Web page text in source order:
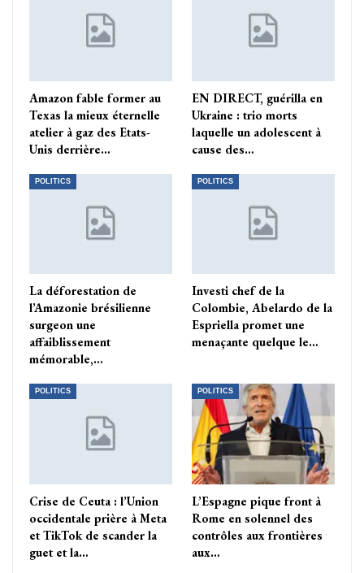
Amazon fable former au
Texas la mieux éternelle
atelier à gaz des Etats-
Unis derrière…
EN DIRECT, guérilla en
Ukraine : trio morts
laquelle un adolescent à
cause des…
POLITICS
La déforestation de
l’Amazonie brésilienne
surgeon une
affaiblissement
mémorable,…
POLITICS
Investi chef de la
Colombie, Abelardo de la
Espriella promet une
menaçante quelque le…
POLITICS
Crise de Ceuta : l’Union
occidentale prière à Meta
et TikTok de scander la
guet et la…
POLITICS
L’Espagne pique front à
Rome en solennel des
contrôles aux frontières
aux…